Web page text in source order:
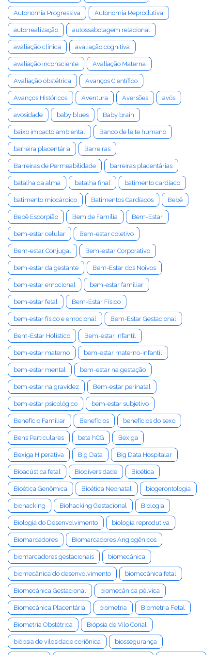
Autonomia Progressiva Autonomia Reprodutiva
autorrealização autossabotagem relacional
avaliação clínica avaliação cognitiva
avaliação inconsciente Avaliação Materna
Avaliação obstétrica Avanços Científico
Avanços Históricos Aventura Aversões avós
avosidade baby blues Baby brain
baixo impacto ambiental Banco de leite humano
barreira placentária Barreiras
Barreiras de Permeabilidade barreiras placentárias
batalha da alma batalha final batimento cardíaco
batimento miocárdico Batimentos Cardíacos Bebê
Bebê Escorpião Bem de Família Bem-Estar
bem-estar celular Bem-estar coletivo
Bem-estar Conjugal Bem-estar Corporativo
bem-estar da gestante Bem-Estar dos Noivos
bem-estar emocional bem-estar familiar
bem-estar fetal Bem-Estar Físico
bem-estar físico e emocional Bem-Estar Gestacional
Bem-Estar Holístico Bem-estar Infantil
bem-estar materno bem-estar materno-infantil
bem-estar mental bem-estar na gestação
bem-estar na gravidez Bem-estar perinatal
bem-estar psicológico bem-estar subjetivo
Benefício Familiar Benefícios benefícios do sexo
Bens Particulares beta hCG Bexiga
Bexiga Hiperativa Big Data Big Data Hospitalar
Bioacústica fetal Biodiversidade Bioética
Bioética Genômica Bioética Neonatal biogerontologia
biohacking Biohacking Gestacional Biologia
Biologia do Desenvolvimento biologia reprodutiva
Biomarcadores Biomarcadores Angiogênicos
biomarcadores gestacionais biomecânica
biomecânica do desenvolvimento biomecânica fetal
Biomecânica Gestacional biomecânica pélvica
Biomecânica Placentária biometria Biometria Fetal
Biometria Obstétrica Biópsia de Vilo Corial
biópsia de vilosidade coriônica biossegurança